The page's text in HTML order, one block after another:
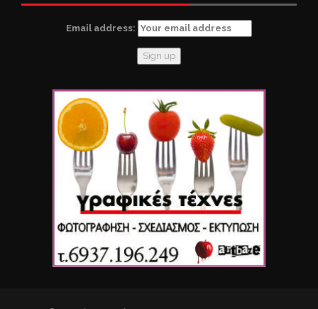
Email address: